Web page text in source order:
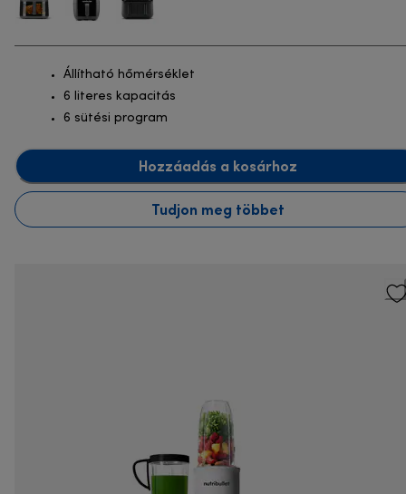
Állítható hőmérséklet
6 literes kapacitás
6 sütési program
Hozzáadás a kosárhoz
Tudjon meg többet